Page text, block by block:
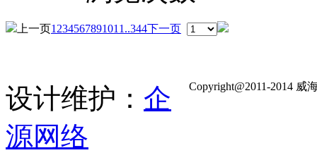
上一页1 234567891011 ..344下一页
Copyright@2011-2014
设计维护： 企
源网络